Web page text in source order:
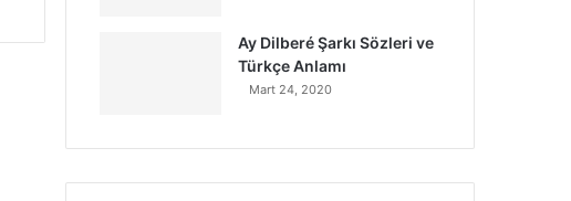
Ay Dilberé Şarkı Sözleri ve
Türkçe Anlamı
Mart 24, 2020